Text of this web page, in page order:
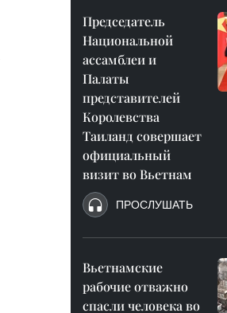
Председатель
Национальной
ассамблеи и
Палаты
представителей
Королевства
Таиланд совершает
официальный
визит во Вьетнам
ПРОСЛУШАТЬ
Вьетнамские
рабочие отважно
спасли человека во